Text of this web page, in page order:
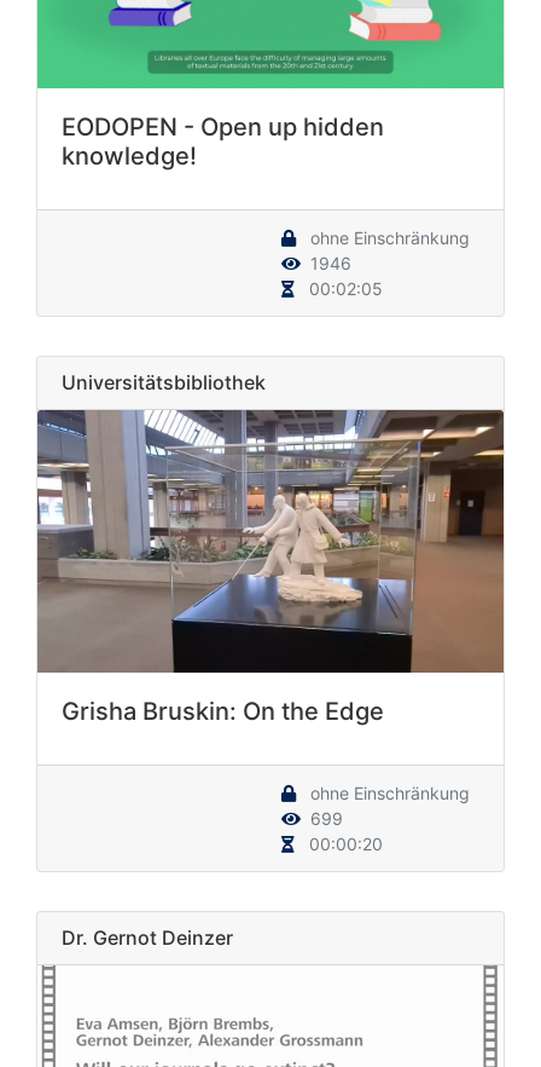
EODOPEN - Open up hidden
knowledge!
ohne Einschränkung
1946
00:02:05
Universitätsbibliothek
Grisha Bruskin: On the Edge
ohne Einschränkung
699
00:00:20
Dr. Gernot Deinzer